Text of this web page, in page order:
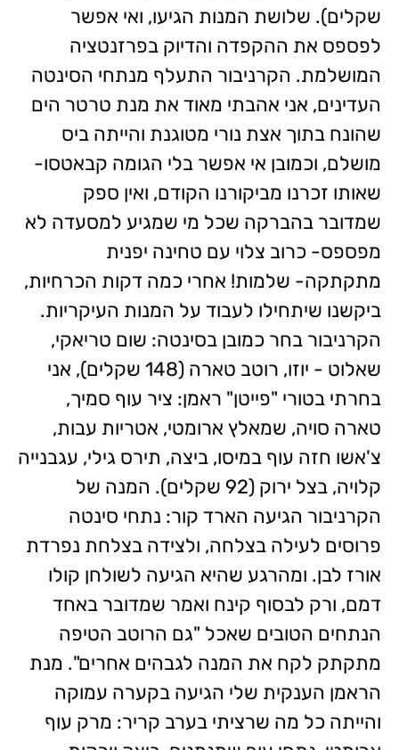
שקלים). שלושת המנות הגיעו, ואי אפשר
לפספס את ההקפדה והדיוק בפרזנטציה
המושלמת. הקרניבור התעלף מנתחי הסינטה
העדינים, אני אהבתי מאוד את מנת טרטר הים
שהונח בתוך אצת נורי מטוגנת והייתה ביס
מושלם, וכמובן אי אפשר בלי הגומה קבאטסו-
שאותו זכרנו מביקורנו הקודם, ואין ספק
שמדובר בהברקה שכל מי שמגיע למסעדה לא
מפספס- כרוב צלוי עם טחינה יפנית
מתקתקה- שלמות! אחרי כמה דקות הכרחיות,
ביקשנו שיתחילו לעבוד על המנות העיקריות.
הקרניבור בחר כמובן בסינטה: שום טריאקי,
שאלוט - יוזו, רוטב טארה (148 שקלים), אני
בחרתי בטורי "פייטן" ראמן: ציר עוף סמיך,
טארה סויה, שמאלץ ארומטי, אטריות עבות,
צ'אשו חזה עוף במיסו, ביצה, תירס גילי, עגבנייה
קלויה, בצל ירוק (92 שקלים). המנה של
הקרניבור הגיעה הארד קור: נתחי סינטה
פרוסים לעילה בצלחה, ולצידה בצלחת נפרדת
אורז לבן. ומהרגע שהיא הגיעה לשולחן קולו
דמם, ורק לבסוף קינח ואמר שמדובר באחד
הנתחים הטובים שאכל "גם הרוטב הטיפה
מתקתק לקח את המנה לגבהים אחרים". מנת
הראמן הענקית שלי הגיעה בקערה עמוקה
והייתה כל מה שרציתי בערב קריר: מרק עוף